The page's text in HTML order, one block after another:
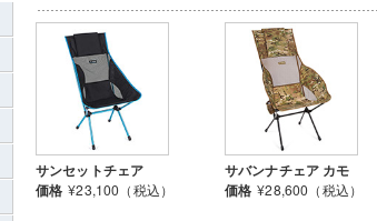
サンセットチェア
価格 ¥23,100（税込）
サバンナチェア カモ
価格 ¥28,600（税込）